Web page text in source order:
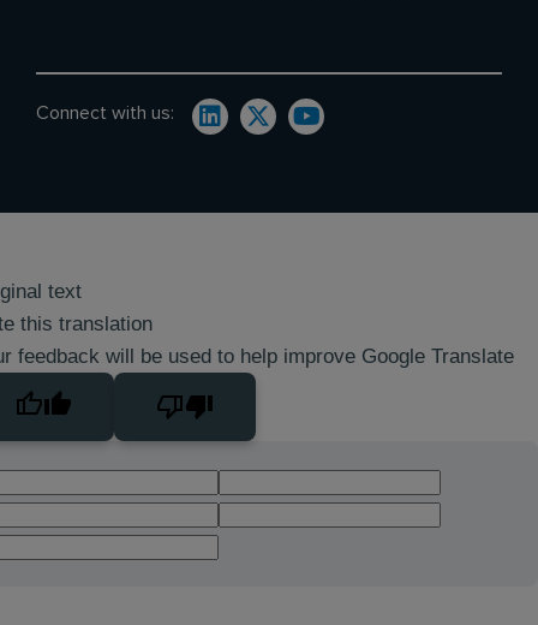
Connect with us:
text
this translation
feedback will be used to help improve Google Translate